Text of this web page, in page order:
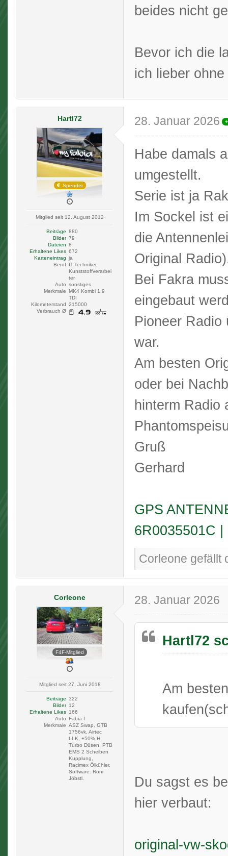
beides nicht
Bevor ich die
ich lieber
Hartl72
Spender
Mitglied seit 12. August 2012
Beiträge 880
Bilder 79
Dateien 8
Erhaltene Likes 672
Karteneintrag ja
Beruf
IT-Techniker,
Kunststoffverarbei
ter
Auto sonstiges
Merkmale
MK4 Kombi 1.9
TDI
Kilometerstand
215000
Verbrauch Ø
28. Januar 2026
Habe damals
umgestellt.
Serie ist ja
Im Sockel ist
die
Original
Bei Fakra
eingebaut
Pioneer Radio
war.
Am besten
oder bei
hinterm Radio
Gruß
Gerhard
GPS
6R0035501C |
Corleone gefällt
Corleone
F4F-Mitglied
Mitglied seit 27. Juni 2018
Beiträge 322
Bilder 12
Erhaltene Likes 166
Auto
Fabia I
Merkmale ASZ Swap, GTB
1756vk, Airtec
LLK, +50% H
Turbo Düsen, PTB
EMS 2 Scheiben
Kupplung,
Racimex Ölkühler,
Software: Roni
Jöbstl.
28. Januar 2026
Hartl72
Am
Du sagst es
hier verbaut:
original-vw-